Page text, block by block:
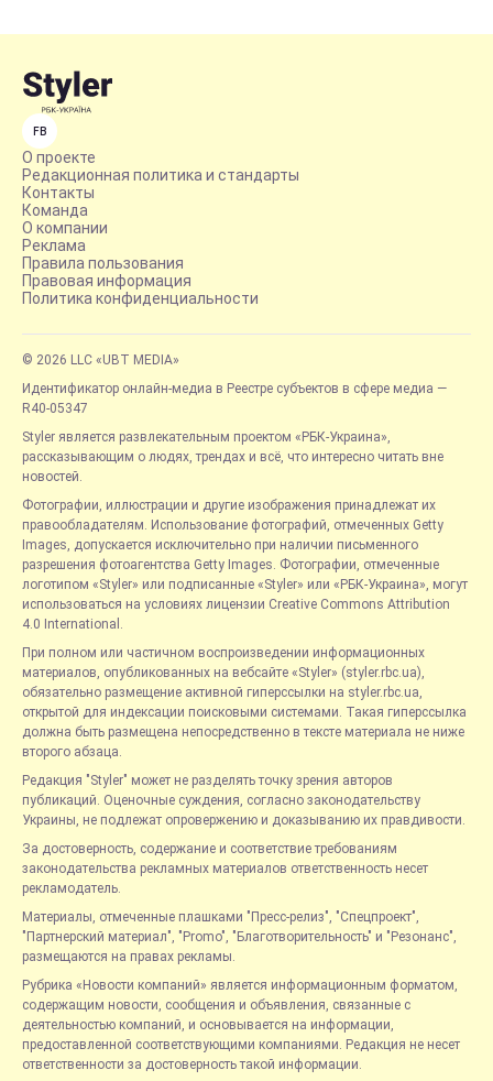
FB
О проекте
Редакционная политика и стандарты
Контакты
Команда
О компании
Реклама
Правила пользования
Правовая информация
Политика конфиденциальности
© 2026 LLC «UBT MEDIA»
Идентификатор онлайн-медиа в Реестре субъектов в сфере медиа —
R40-05347
Styler является развлекательным проектом «РБК-Украина»,
рассказывающим о людях, трендах и всё, что интересно читать вне
новостей.
Фотографии, иллюстрации и другие изображения принадлежат их
правообладателям. Использование фотографий, отмеченных Getty
Images, допускается исключительно при наличии письменного
разрешения фотоагентства Getty Images. Фотографии, отмеченные
логотипом «Styler» или подписанные «Styler» или «РБК-Украина», могут
использоваться на условиях лицензии Creative Commons Attribution
4.0 International.
При полном или частичном воспроизведении информационных
материалов, опубликованных на вебсайте «Styler» (styler.rbc.ua),
обязательно размещение активной гиперссылки на styler.rbc.ua,
открытой для индексации поисковыми системами. Такая гиперссылка
должна быть размещена непосредственно в тексте материала не ниже
второго абзаца.
Редакция "Styler" может не разделять точку зрения авторов
публикаций. Оценочные суждения, согласно законодательству
Украины, не подлежат опровержению и доказыванию их правдивости.
За достоверность, содержание и соответствие требованиям
законодательства рекламных материалов ответственность несет
рекламодатель.
Материалы, отмеченные плашками "Пресс-релиз", "Спецпроект",
"Партнерский материал", "Promo", "Благотворительность" и "Резонанс",
размещаются на правах рекламы.
Рубрика «Новости компаний» является информационным форматом,
содержащим новости, сообщения и объявления, связанные с
деятельностью компаний, и основывается на информации,
предоставленной соответствующими компаниями. Редакция не несет
ответственности за достоверность такой информации.